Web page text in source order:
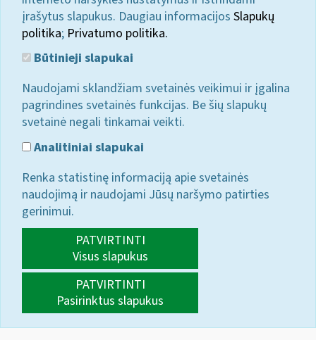
įrašytus slapukus. Daugiau informacijos Slapukų
politika; Privatumo politika.
Būtinieji slapukai
Naudojami sklandžiam svetainės veikimui ir įgalina
pagrindines svetainės funkcijas. Be šių slapukų
svetainė negali tinkamai veikti.
Analitiniai slapukai
Renka statistinę informaciją apie svetainės
naudojimą ir naudojami Jūsų naršymo patirties
gerinimui.
PATVIRTINTI
Visus slapukus
PATVIRTINTI
Pasirinktus slapukus